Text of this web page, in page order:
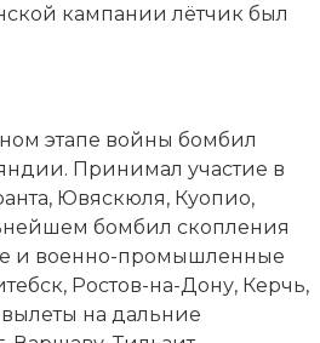
кампании лётчик был
этапе войны бомбил
Принимал участие в
Ювяскюля, Куопио,
бомбил скопления
и военно-промышленные
Ростов-на-Дону, Керчь,
вылеты на дальние